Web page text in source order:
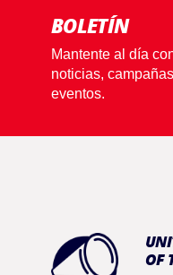
BOLETÍN
Mantente al día
noticias,
eventos.
OF